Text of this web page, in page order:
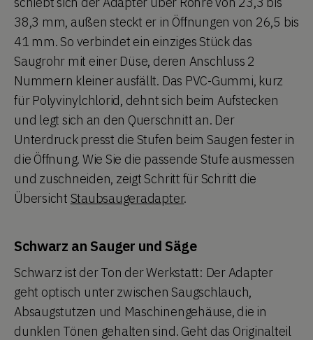
38,3 mm, außen steckt er in Öffnungen von 26,5 bis
41 mm. So verbindet ein einziges Stück das
Saugrohr mit einer Düse, deren Anschluss 2
Nummern kleiner ausfällt. Das PVC-Gummi, kurz
für Polyvinylchlorid, dehnt sich beim Aufstecken
und legt sich an den Querschnitt an. Der
Unterdruck presst die Stufen beim Saugen fester in
die Öffnung. Wie Sie die passende Stufe ausmessen
und zuschneiden, zeigt Schritt für Schritt die
Übersicht Staubsaugeradapter.
Schwarz an Sauger und Säge
Schwarz ist der Ton der Werkstatt: Der Adapter
geht optisch unter zwischen Saugschlauch,
Absaugstutzen und Maschinengehäuse, die in
dunklen Tönen gehalten sind. Geht das Originalteil